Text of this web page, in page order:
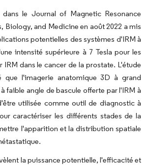
le Journal of Magnetic Resonance
Biology, and Medicine en août 2022 a mis
potentielles des systèmes d'IRM à
intensité supérieure à 7 Tesla pour les
dans le cancer de la prostate. L'étude
que l'imagerie anatomique 3D à grand
faible angle de bascule offerte par l'IRM à
utilisée comme outil de diagnostic à
caractériser les différents stades de la
l'apparition et la distribution spatiale
la puissance potentielle, l'efficacité et